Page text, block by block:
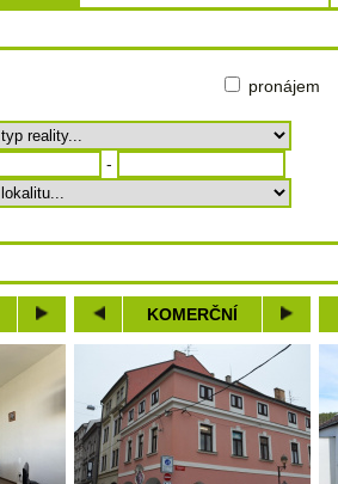
pronájem
-
KOMERČNÍ